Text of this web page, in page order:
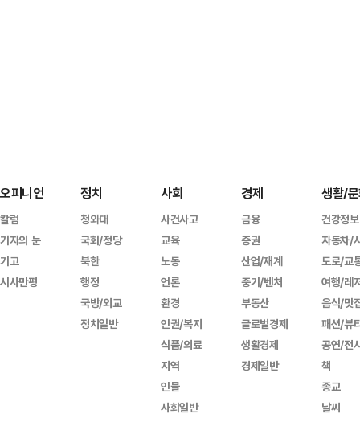
오피니언
칼럼
기자의 눈
기고
시사만평
정치
청와대
국회/정당
북한
행정
국방/외교
정치일반
사회
사건사고
교육
노동
언론
환경
인권/복지
식품/의료
지역
인물
사회일반
경제
금융
증권
산업/재계
중기/벤처
부동산
글로벌경제
생활경제
경제일반
생활/
건강정보
자동차/
도로/교
여행/레
음식/맛
패션/뷰
공연/전
책
종교
날씨